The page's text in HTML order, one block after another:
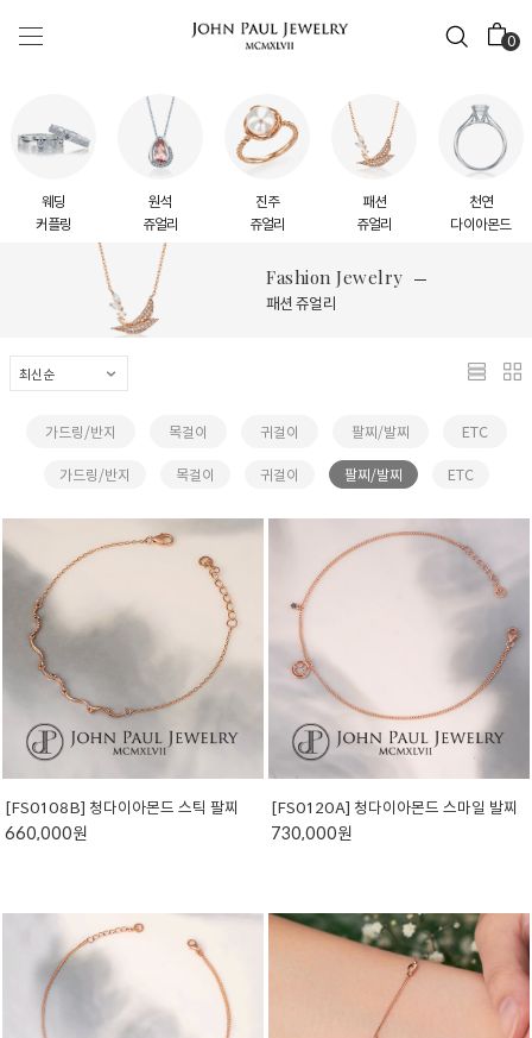
0
웨딩
커플링
원석
쥬얼리
진주
쥬얼리
패션
쥬얼리
천연
다이아몬드
Fashion Jewelry
패션 쥬얼리
가드링/반지 목걸이 귀걸이 팔찌/발찌 ETC
가드링/반지 목걸이 귀걸이 팔찌/발찌 ETC
[FS0108B] 청다이아몬드 스틱 팔찌
660,000원
[FS0120A] 청다이아몬드 스마일 발찌
730,000원